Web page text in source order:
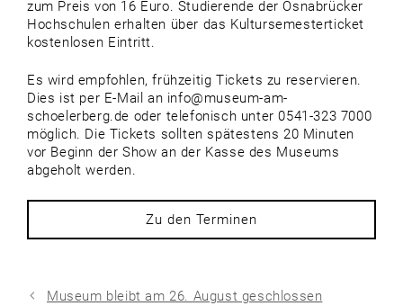
zum Preis von 16 Euro. Studierende der Osnabrücker
Hochschulen erhalten über das Kultursemesterticket
kostenlosen Eintritt.
Es wird empfohlen, frühzeitig Tickets zu reservieren.
Dies ist per E-Mail an info@museum-am-
schoelerberg.de oder telefonisch unter 0541-323 7000
möglich. Die Tickets sollten spätestens 20 Minuten
vor Beginn der Show an der Kasse des Museums
abgeholt werden.
Zu den Terminen
Museum bleibt am 26. August geschlossen